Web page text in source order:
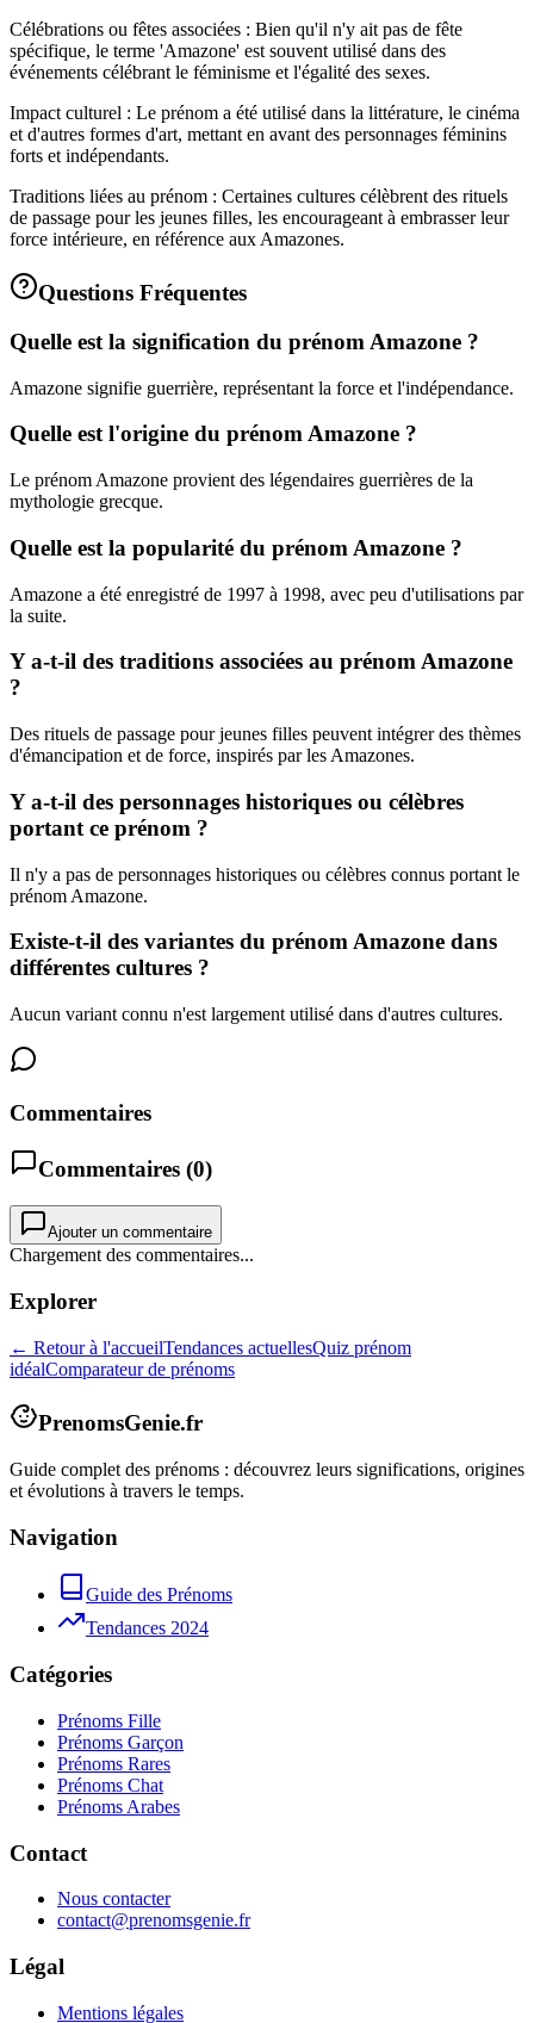
Célébrations ou fêtes associées : Bien qu'il n'y ait pas de fête
spécifique, le terme 'Amazone' est souvent utilisé dans des
événements célébrant le féminisme et l'égalité des sexes.
Impact culturel : Le prénom a été utilisé dans la littérature, le cinéma
et d'autres formes d'art, mettant en avant des personnages féminins
forts et indépendants.
Traditions liées au prénom : Certaines cultures célèbrent des rituels
de passage pour les jeunes filles, les encourageant à embrasser leur
force intérieure, en référence aux Amazones.
Questions Fréquentes
Quelle est la signification du prénom Amazone ?
Amazone signifie guerrière, représentant la force et l'indépendance.
Quelle est l'origine du prénom Amazone ?
Le prénom Amazone provient des légendaires guerrières de la
mythologie grecque.
Quelle est la popularité du prénom Amazone ?
Amazone a été enregistré de 1997 à 1998, avec peu d'utilisations par
la suite.
Y a-t-il des traditions associées au prénom Amazone
?
Des rituels de passage pour jeunes filles peuvent intégrer des thèmes
d'émancipation et de force, inspirés par les Amazones.
Y a-t-il des personnages historiques ou célèbres
portant ce prénom ?
Il n'y a pas de personnages historiques ou célèbres connus portant le
prénom Amazone.
Existe-t-il des variantes du prénom Amazone dans
différentes cultures ?
Aucun variant connu n'est largement utilisé dans d'autres cultures.
Commentaires
Commentaires (0)
Ajouter un commentaire
Chargement des commentaires...
Explorer
← Retour à l'accueilTendances actuellesQuiz prénom
idéalComparateur de prénoms
PrenomsGenie.fr
Guide complet des prénoms : découvrez leurs significations, origines
et évolutions à travers le temps.
Navigation
Guide des Prénoms
Tendances 2024
Catégories
Prénoms Fille
Prénoms Garçon
Prénoms Rares
Prénoms Chat
Prénoms Arabes
Contact
Nous contacter
contact@prenomsgenie.fr
Légal
Mentions légales